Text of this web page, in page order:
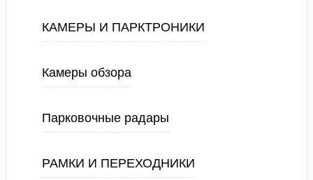
КАМЕРЫ И ПАРКТРОНИКИ
Камеры обзора
Парковочные радары
РАМКИ И ПЕРЕХОДНИКИ